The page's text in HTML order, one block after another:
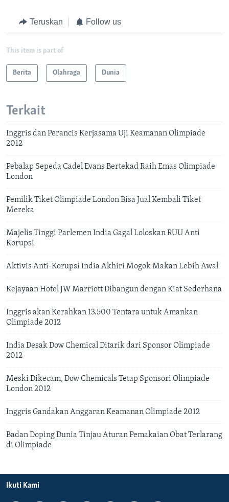
Teruskan Follow us
This item is part of
Berita Olahraga Dunia
Terkait
Inggris dan Perancis Kerjasama Uji Keamanan Olimpiade
2012
Pebalap Sepeda Cadel Evans Bertekad Raih Emas Olimpiade
London
Pemilik Tiket Olimpiade London Bisa Jual Kembali Tiket
Mereka
Majelis Tinggi Parlemen India Gagal Loloskan RUU Anti
Korupsi
Aktivis Anti-Korupsi India Akhiri Mogok Makan Lebih Awal
Kejayaan Hotel JW Marriott Dibangun dengan Kiat Sederhana
Inggris akan Kerahkan 13.500 Tentara untuk Amankan
Olimpiade 2012
India Desak Dow Chemical Ditarik dari Sponsor Olimpiade
2012
Meski Dikecam, Dow Chemicals Tetap Sponsori Olimpiade
London 2012
Inggris Gandakan Anggaran Keamanan Olimpiade 2012
Badan Doping Dunia Tinjau Aturan Pemakaian Obat Terlarang
di Olimpiade
Ikuti Kami